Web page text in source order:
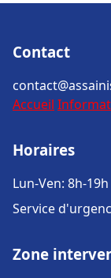
Contact
Accueil
Horaires
Lun-Ven: 8h-19h
Service
Zone